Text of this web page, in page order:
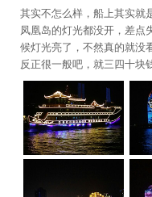
其实不怎么样，船上其实就
凤凰岛的灯光都没开，差点
候灯光亮了，不然真的就没
反正很一般吧，就三四十块